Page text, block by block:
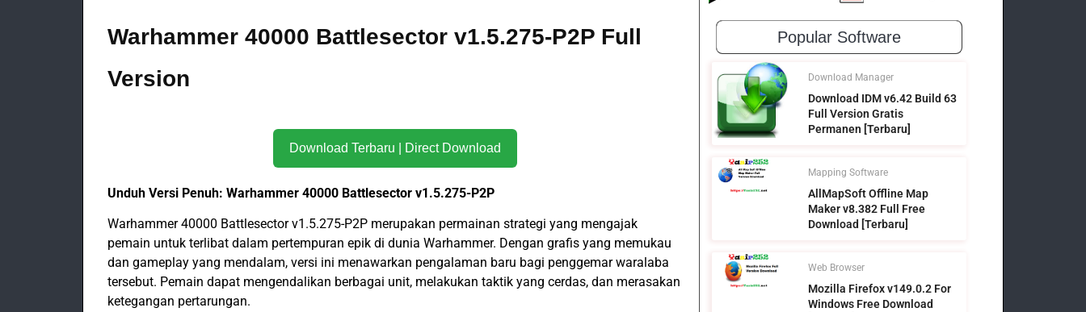
Warhammer 40000 Battlesector v1.5.275-P2P Full
Version
Download Terbaru | Direct Download
Unduh Versi Penuh: Warhammer 40000 Battlesector v1.5.275-P2P
Warhammer 40000 Battlesector v1.5.275-P2P merupakan permainan strategi yang mengajak
pemain untuk terlibat dalam pertempuran epik di dunia Warhammer. Dengan grafis yang memukau
dan gameplay yang mendalam, versi ini menawarkan pengalaman baru bagi penggemar waralaba
tersebut. Pemain dapat mengendalikan berbagai unit, melakukan taktik yang cerdas, dan merasakan
ketegangan pertarungan.
Popular Software
Download Manager
Download IDM v6.42 Build 63
Full Version Gratis
Permanen [Terbaru]
Mapping Software
AllMapSoft Offline Map
Maker v8.382 Full Free
Download [Terbaru]
Web Browser
Mozilla Firefox v149.0.2 For
Windows Free Download